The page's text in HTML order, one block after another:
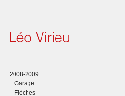
2008-2009
Garage
Flèches